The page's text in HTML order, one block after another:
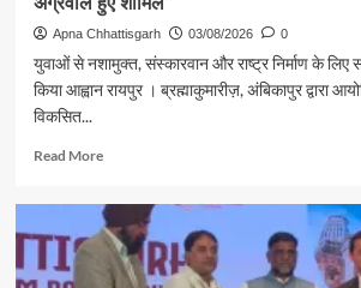
जलाभिषेक,
प्रदेशवासियों
शांति,
और
खुशहाली
की
कामना
Apna Chhattisgarh 03/08/2026 0
युवाओं से नशामुक्त, संस्कारवान और राष्ट्र निर्माण के लिए
किया आह्वान रायपुर । ब्रह्माकुमारीज़, अंबिकापुर द्वारा
विकसित...
Read MoreRead
ब्रह्माकुमारीज़,
अंबिकापुर